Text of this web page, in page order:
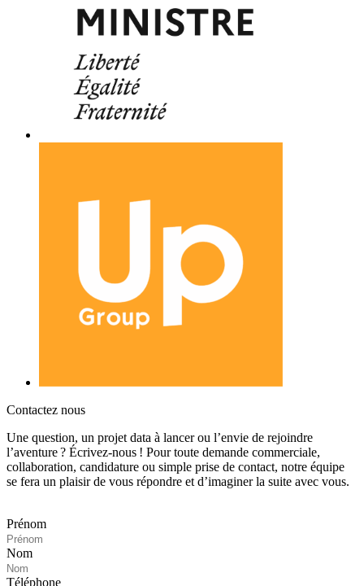
Contactez nous
Une question, un projet data à lancer ou l’envie de rejoindre
l’aventure ? Écrivez‑nous ! Pour toute demande commerciale,
collaboration, candidature ou simple prise de contact, notre équipe
se fera un plaisir de vous répondre et d’imaginer la suite avec vous.
Prénom
Nom
Téléphone